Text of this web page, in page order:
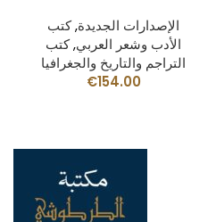
الإصدارات الجديدة,كتب
الأدب وشعر العربي,كتب
التراجم والتاريخ والجغرافيا
€154.00